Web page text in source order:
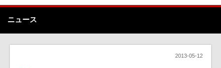
ニュース
2013-05-12